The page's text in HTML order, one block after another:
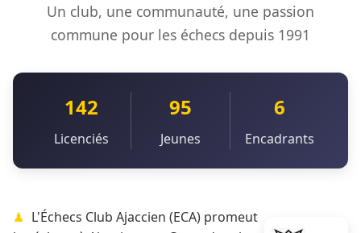
Un club, une communauté, une passion
commune pour les échecs depuis 1991
142
Licenciés
95
Jeunes
6
Encadrants
L'Échecs Club Ajaccien (ECA) promeut